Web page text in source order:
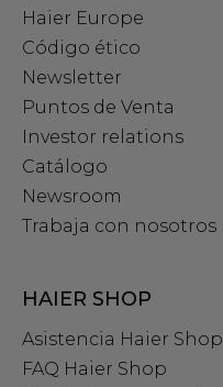
Haier Europe
Código ético
Newsletter
Puntos de Venta
Investor relations
Catálogo
Newsroom
Trabaja con nosotros
HAIER SHOP
Asistencia Haier Shop
FAQ Haier Shop